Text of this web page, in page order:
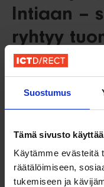
Suostumus
Tämä sivusto
Käytämme evästeitä
räätälöimiseen,
tukemiseen ja
Intiaan –
ryhtyy
Suomeen
Takaisin